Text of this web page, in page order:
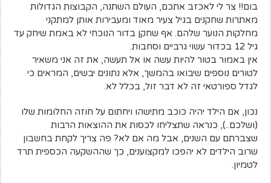
בום!! צר לי לאכזב אתכם, העולם השתנה, הקבוצות הגדולות
מאתרות שחקנים בגיל צעיר מאוד ומעבירות אותן למתקני
מחלקות הנוער שלהם. אף שחקן בדור הנוכחי לא באמת שיחק עד
גיל 12 בכדור עשוי גרביים וסחבות.
אין באמור בטור להיות עשה או אל תעשה, את זה אני משאיר
לטורים נוספים שיבואו בהמשך, אלא נתונים יבשים, המראים כי
לגדל ספורטאי זה לא דבר זול, בכלל לא.
נכון, אם הילד יהיה כוכב מתישהו ויחתום על חוזה החלומות שלו
(ושלכם..), כנראה שתצליחו לכסות את ההוצאות הרבות
שצברתם עם השנים, אבל מה אם לא? פה צריך לקחת בחשבון
שרוב הילדים לא יהפכו למקצוענים, כך שההשקעה הכספית תרד
לטמיון.